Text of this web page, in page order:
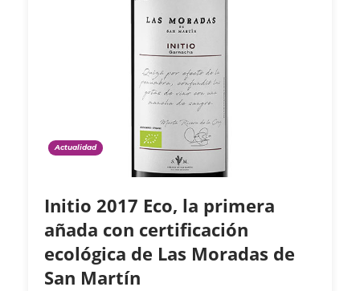
Actualidad
Initio 2017 Eco, la primera
añada con certificación
ecológica de Las Moradas de
San Martín